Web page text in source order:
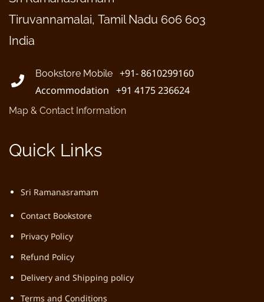
Tiruvannamalai, Tamil Nadu 606 603
India
Bookstore Mobile
+91- 8610299160
Accommodation +91 4175 236624
Map & Contact Information
Quick Links
Sri Ramanasramam
Contact Bookstore
Privacy Policy
Refund Policy
Delivery and Shipping policy
Terms and Conditions